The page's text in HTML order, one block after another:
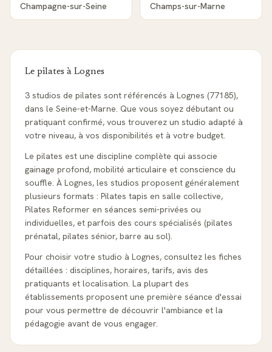
Champagne-sur-Seine Champs-sur-Marne
Le pilates à Lognes
3 studios de pilates sont référencés à Lognes (77185),
dans le Seine-et-Marne. Que vous soyez débutant ou
pratiquant confirmé, vous trouverez un studio adapté à
votre niveau, à vos disponibilités et à votre budget.
Le pilates est une discipline complète qui associe
gainage profond, mobilité articulaire et conscience du
souffle. À Lognes, les studios proposent généralement
plusieurs formats : Pilates tapis en salle collective,
Pilates Reformer en séances semi-privées ou
individuelles, et parfois des cours spécialisés (pilates
prénatal, pilates sénior, barre au sol).
Pour choisir votre studio à Lognes, consultez les fiches
détaillées : disciplines, horaires, tarifs, avis des
pratiquants et localisation. La plupart des
établissements proposent une première séance d'essai
pour vous permettre de découvrir l'ambiance et la
pédagogie avant de vous engager.